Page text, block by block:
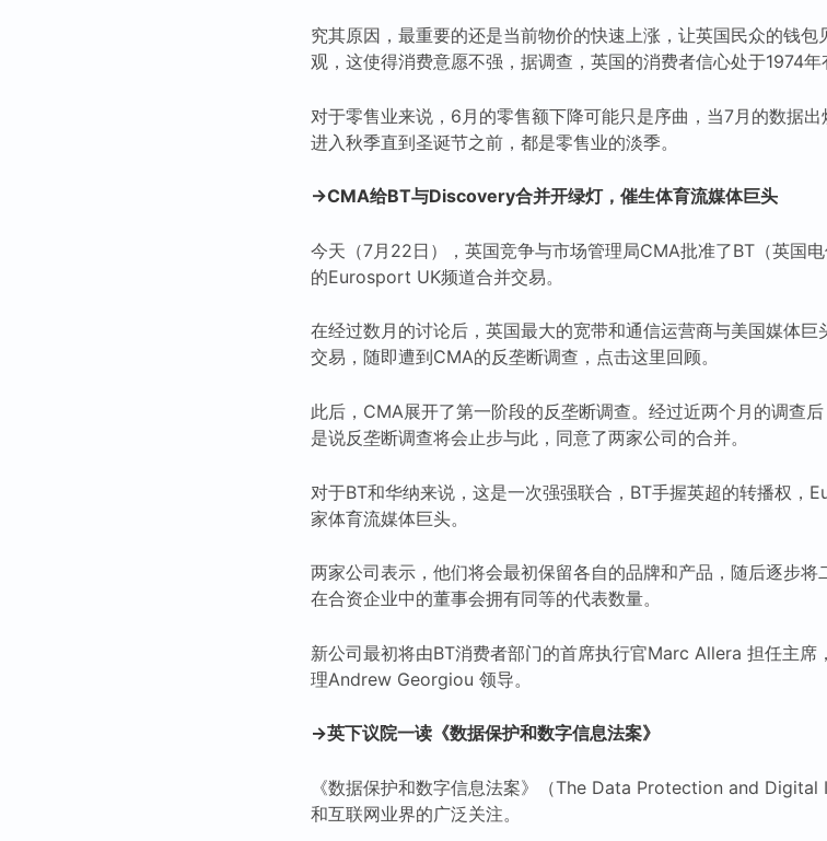
究其原因，最重要的还是当前物价的快速上涨，让英国民众的钱
观，这使得消费意愿不强，据调查，英国的消费者信心处于1974年
对于零售业来说，6月的零售额下降可能只是序曲，当7月的数据
进入秋季直到圣诞节之前，都是零售业的淡季。
→CMA给BT与Discovery合并开绿灯，催生体育流媒体巨头
今天（7月22日），英国竞争与市场管理局CMA批准了BT（英国
的Eurosport UK频道合并交易。
在经过数月的讨论后，英国最大的宽带和通信运营商与美国媒体
交易，随即遭到CMA的反垄断调查，点击这里回顾。
此后，CMA展开了第一阶段的反垄断调查。经过近两个月的调查
是说反垄断调查将会止步与此，同意了两家公司的合并。
对于BT和华纳来说，这是一次强强联合，BT手握英超的转播权，
家体育流媒体巨头。
两家公司表示，他们将会最初保留各自的品牌和产品，随后逐步
在合资企业中的董事会拥有同等的代表数量。
新公司最初将由BT消费者部门的首席执行官Marc Allera 担任主
理Andrew Georgiou 领导。
→英下议院一读《数据保护和数字信息法案》
《数据保护和数字信息法案》（The Data Protection and
和互联网业界的广泛关注。